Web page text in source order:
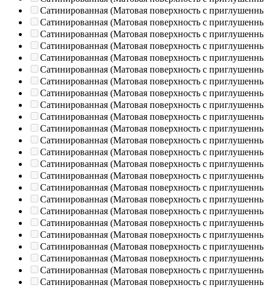
Сатинированная (Матовая поверхность с
Сатинированная (Матовая поверхность с
Сатинированная (Матовая поверхность с
Сатинированная (Матовая поверхность с
Сатинированная (Матовая поверхность с
Сатинированная (Матовая поверхность с
Сатинированная (Матовая поверхность с
Сатинированная (Матовая поверхность с
Сатинированная (Матовая поверхность с
Сатинированная (Матовая поверхность с
Сатинированная (Матовая поверхность с
Сатинированная (Матовая поверхность с
Сатинированная (Матовая поверхность с
Сатинированная (Матовая поверхность с
Сатинированная (Матовая поверхность с
Сатинированная (Матовая поверхность с
Сатинированная (Матовая поверхность с
Сатинированная (Матовая поверхность с
Сатинированная (Матовая поверхность с
Сатинированная (Матовая поверхность с
Сатинированная (Матовая поверхность с
Сатинированная (Матовая поверхность с
Сатинированная (Матовая поверхность с
Сатинированная (Матовая поверхность с